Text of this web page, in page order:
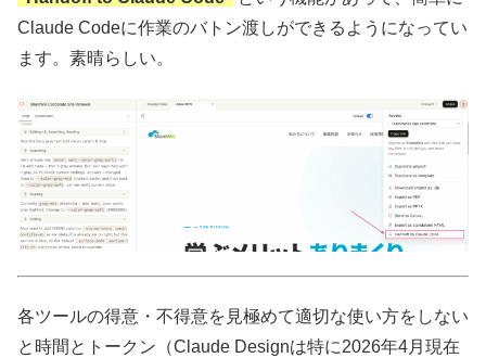
Claude Codeに作業のバトン渡しができるようになってい
ます。素晴らしい。
各ツールの得意・不得意を見極めて適切な使い方をしない
と時間とトークン（Claude Designは特に2026年4月現在